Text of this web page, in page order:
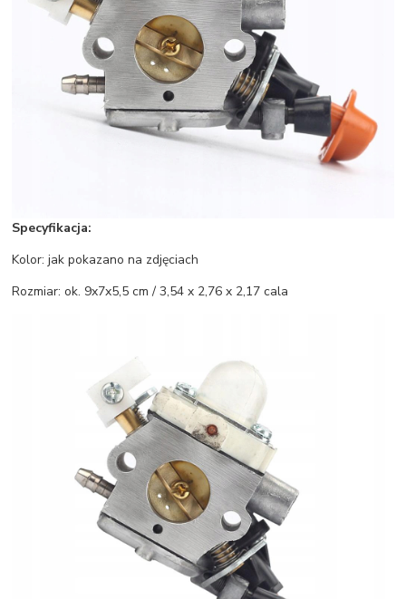
Specyfikacja:
Kolor: jak pokazano na zdjęciach
Rozmiar: ok. 9x7x5,5 cm / 3,54 x 2,76 x 2,17 cala